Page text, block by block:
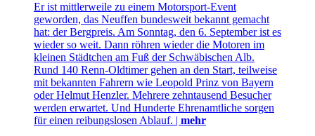
Er ist mittlerweile zu einem Motorsport-Event
geworden, das Neuffen bundesweit bekannt gemacht
hat: der Bergpreis. Am Sonntag, den 6. September ist es
wieder so weit. Dann röhren wieder die Motoren im
kleinen Städtchen am Fuß der Schwäbischen Alb.
Rund 140 Renn-Oldtimer gehen an den Start, teilweise
mit bekannten Fahrern wie Leopold Prinz von Bayern
oder Helmut Henzler. Mehrere zehntausend Besucher
werden erwartet. Und Hunderte Ehrenamtliche sorgen
für einen reibungslosen Ablauf. | mehr